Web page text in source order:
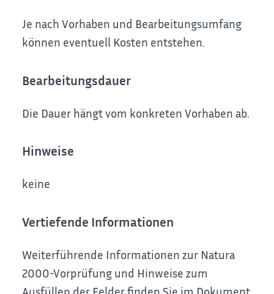
Je nach Vorhaben und Bearbeitungsumfang
können eventuell Kosten entstehen.
Bearbeitungsdauer
Die Dauer hängt vom konkreten Vorhaben ab.
Hinweise
keine
Vertiefende Informationen
Weiterführende Informationen zur Natura
2000-Vorprüfung und Hinweise zum
Ausfüllen der Felder finden Sie im Dokument